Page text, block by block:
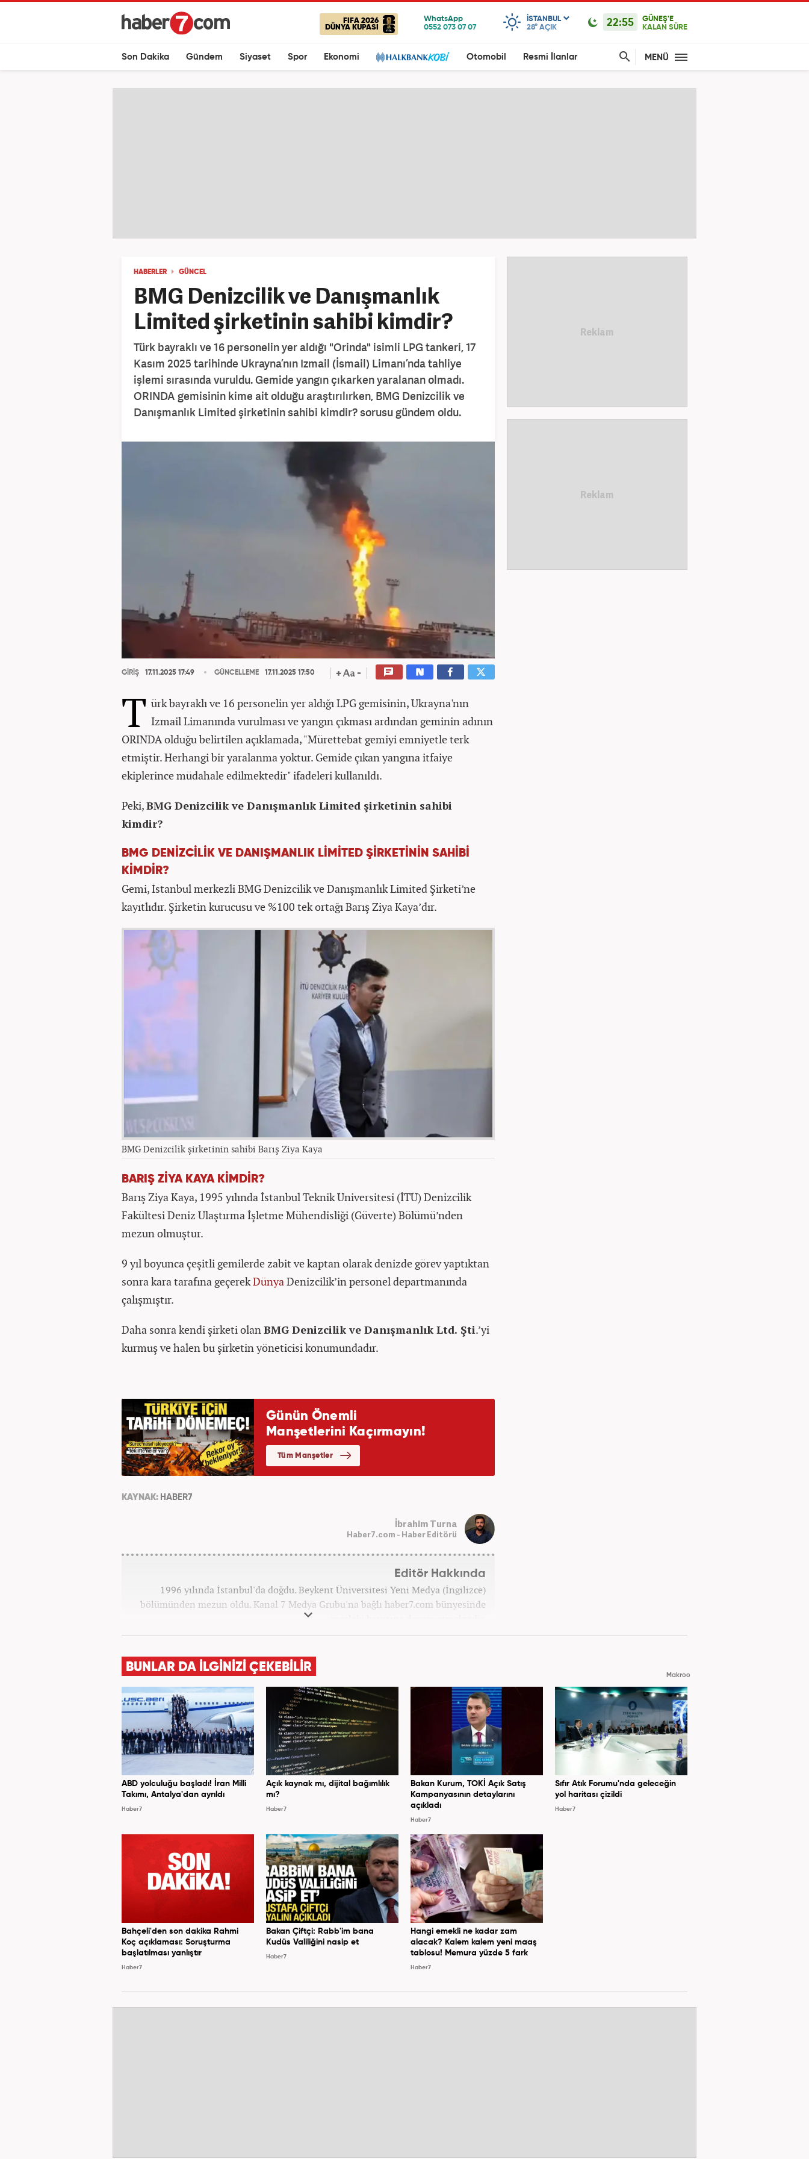
FIFA 2026
DÜNYA KUPASI
ISTANBUL
28° AÇIK 22:55
GÜNEŞ'E
KALAN SÜRE
Son Dakika Gündem Siyaset Spor Ekonomi Otomobil Resmi İlanlar MENÜ
HABERLER GÜNCEL
BMG Denizcilik ve Danışmanlık
Limited şirketinin sahibi kimdir?
Türk bayraklı ve 16 personelin yer aldığı "Orinda" isimli LPG tankeri, 17
Kasım 2025 tarihinde Ukrayna’nın Izmail (İsmail) Limanı’nda tahliye
işlemi sırasında vuruldu. Gemide yangın çıkarken yaralanan olmadı.
ORINDA gemisinin kime ait olduğu araştırılırken, BMG Denizcilik ve
Danışmanlık Limited şirketinin sahibi kimdir? sorusu gündem oldu.
GİRİŞ 17.11.2025 17:49 GÜNCELLEME 17.11.2025 17:50
T ürk bayraklı ve 16 personelin yer aldığı LPG gemisinin, Ukrayna'nın
Izmail Limanında vurulması ve yangın çıkması ardından geminin adının
ORINDA olduğu belirtilen açıklamada, "Mürettebat gemiyi emniyetle terk
etmiştir. Herhangi bir yaralanma yoktur. Gemide çıkan yangına itfaiye
ekiplerince müdahale edilmektedir" ifadeleri kullanıldı.
Peki,BMG Denizcilik ve Danışmanlık Limited şirketinin sahibi
kimdir?
BMG DENİZCİLİK VE DANIŞMANLIK LİMİTED ŞİRKETİNİN SAHİBİ
KİMDİR?
Gemi, İstanbul merkezli BMG Denizcilik ve Danışmanlık Limited Şirketi’ne
kayıtlıdır. Şirketin kurucusu ve %100 tek ortağı Barış Ziya Kaya’dır.
BMG Denizcilik şirketinin sahibi Barış Ziya Kaya
BARIŞ ZİYA KAYA KİMDİR?
Barış Ziya Kaya, 1995 yılında İstanbul Teknik Üniversitesi (İTÜ) Denizcilik
Fakültesi Deniz Ulaştırma İşletme Mühendisliği (Güverte) Bölümü’nden
mezun olmuştur.
9 yıl boyunca çeşitli gemilerde zabit ve kaptan olarak denizde görev yaptıktan
sonra kara tarafına geçerekDünyaDenizcilik’in personel departmanında
çalışmıştır.
Daha sonra kendi şirketi olanBMG Denizcilik ve Danışmanlık Ltd. Şti.’yi
kurmuş ve halen bu şirketin yöneticisi konumundadır.
KAYNAK: HABER7
İbrahim Turna
Haber7.com - Haber Editörü
Editör Hakkında
1996 yılında İstanbul'da doğdu. Beykent Üniversitesi Yeni Medya (İngilizce)
bölümünden mezun oldu. Kanal 7 Medya Grubu'na bağlı haber7.com bünyesinde
BUNLAR DA İLGİNİZİ ÇEKEBİLİR
Makroo
ABD yolculuğu başladı! İran Milli
Takımı, Antalya'dan ayrıldı
Haber7
Açık kaynak mı, dijital bağımlılık
mı?
Haber7
Bakan Kurum, TOKİ Açık Satış
Kampanyasının detaylarını
açıkladı
Haber7
Sıfır Atık Forumu'nda geleceğin
yol haritası çizildi
Haber7
Bahçeli'den son dakika Rahmi
Koç açıklaması: Soruşturma
başlatılması yanlıştır
Haber7
Bakan Çiftçi: Rabb'im bana
Kudüs Valiliğini nasip et
Haber7
Hangi emekli ne kadar zam
alacak? Kalem kalem yeni maaş
tablosu! Memura yüzde 5 fark
Haber7